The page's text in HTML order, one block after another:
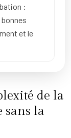
:
et le
de la
la